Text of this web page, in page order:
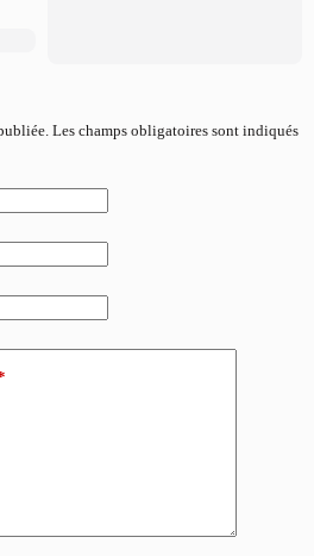
Les champs obligatoires sont indiqués